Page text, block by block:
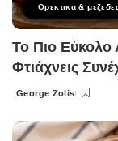
Ορεκτικα &
Το Πιο Εύκολο
Φτιάχνεις
Posted
George Zolis